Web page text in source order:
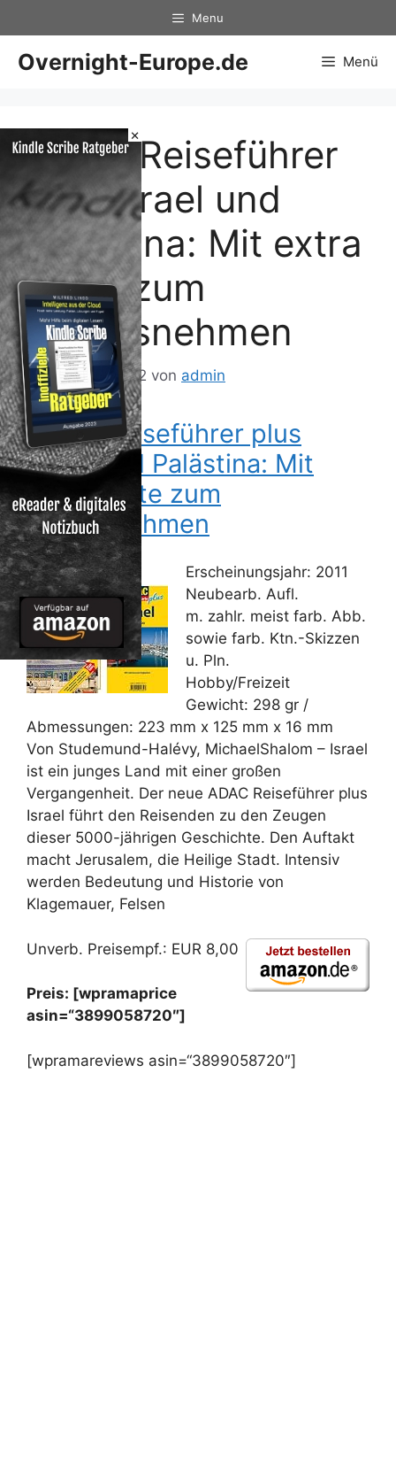
×
Inhalt
springen
Menu
Overnight-Europe.de Menü
ADAC Reiseführer
plus Israel und
Palästina: Mit extra
Karte zum
Herausnehmen
22. Februar 2012 von admin
ADAC Reiseführer plus
Israel und Palästina: Mit
extra Karte zum
Herausnehmen
Erscheinungsjahr: 2011
Neubearb. Aufl.
m. zahlr. meist farb. Abb.
sowie farb. Ktn.-Skizzen
u. Pln.
Hobby/Freizeit
Gewicht: 298 gr /
Abmessungen: 223 mm x 125 mm x 16 mm
Von Studemund-Halévy, MichaelShalom – Israel
ist ein junges Land mit einer großen
Vergangenheit. Der neue ADAC Reiseführer plus
Israel führt den Reisenden zu den Zeugen
dieser 5000-jährigen Geschichte. Den Auftakt
macht Jerusalem, die Heilige Stadt. Intensiv
werden Bedeutung und Historie von
Klagemauer, Felsen
Unverb. Preisempf.: EUR 8,00
Preis: [wpramaprice
asin=“3899058720″]
[wpramareviews asin=“3899058720″]